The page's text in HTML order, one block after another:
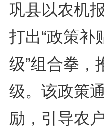
巩县以农机
打出“政策补
级”组合拳，
级。该政策
励，引导农